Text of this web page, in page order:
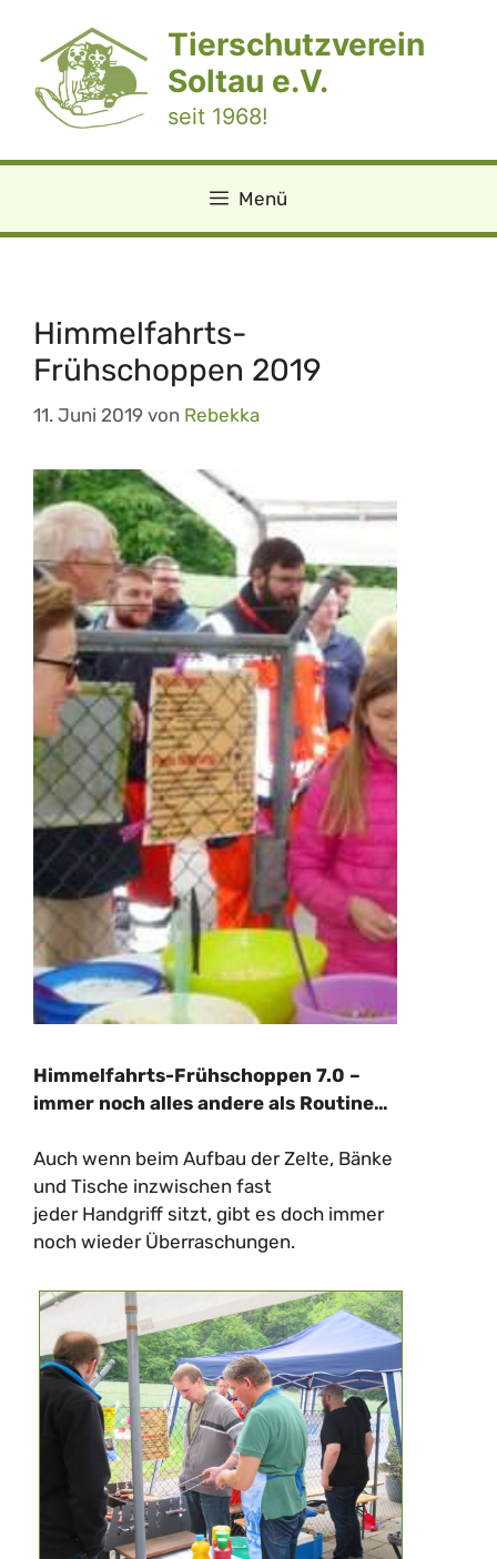
springen
Tierschutzverein
Soltau e.V.
seit 1968!
Menü
Himmelfahrts-
Frühschoppen 2019
11. Juni 2019 von Rebekka
Himmelfahrts-Frühschoppen 7.0 –
immer noch alles andere als Routine…
Auch wenn beim Aufbau der Zelte, Bänke
und Tische inzwischen fast
jeder Handgriff sitzt, gibt es doch immer
noch wieder Überraschungen.